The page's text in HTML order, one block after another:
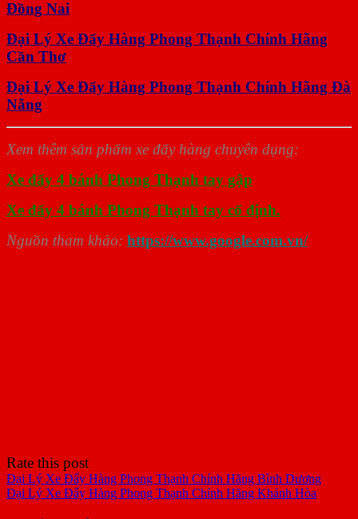
Đồng Nai
Đại Lý Xe Đẩy Hàng Phong Thạnh Chính Hãng
Cần Thơ
Đại Lý Xe Đẩy Hàng Phong Thạnh Chính Hãng Đà
Nẵng
Xem thêm sản phẩm xe đẩy hàng chuyên dụng:
Xe đẩy 4 bánh Phong Thạnh tay gập
Xe đẩy 4 bánh Phong Thạnh tay cố định.
Nguồn tham khảo: https://www.google.com.vn/
Rate this post
Đại Lý Xe Đẩy Hàng Phong Thạnh Chính Hãng Bình Dương
Đại Lý Xe Đẩy Hàng Phong Thạnh Chính Hãng Khánh Hòa